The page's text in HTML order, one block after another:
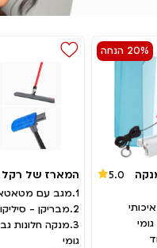
20% הנחה
5.0 המארז של רקל
1.מגב עם מטאטא מובנה
2.מבריקן - סיליקון
גומי